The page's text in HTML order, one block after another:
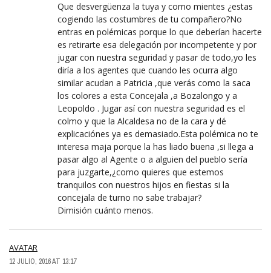
Que desvergüenza la tuya y como mientes ¿estas
cogiendo las costumbres de tu compañero?No
entras en polémicas porque lo que deberían hacerte
es retirarte esa delegación por incompetente y por
jugar con nuestra seguridad y pasar de todo,yo les
diría a los agentes que cuando les ocurra algo
similar acudan a Patricia ,que verás como la saca
los colores a esta Concejala ,a Bozalongo y a
Leopoldo . Jugar así con nuestra seguridad es el
colmo y que la Alcaldesa no de la cara y dé
explicaciónes ya es demasiado.Esta polémica no te
interesa maja porque la has liado buena ,si llega a
pasar algo al Agente o a alguien del pueblo sería
para juzgarte,¿como quieres que estemos
tranquilos con nuestros hijos en fiestas si la
concejala de turno no sabe trabajar?
Dimisión cuánto menos.
AVATAR
12 JULIO, 2016 AT 13:17